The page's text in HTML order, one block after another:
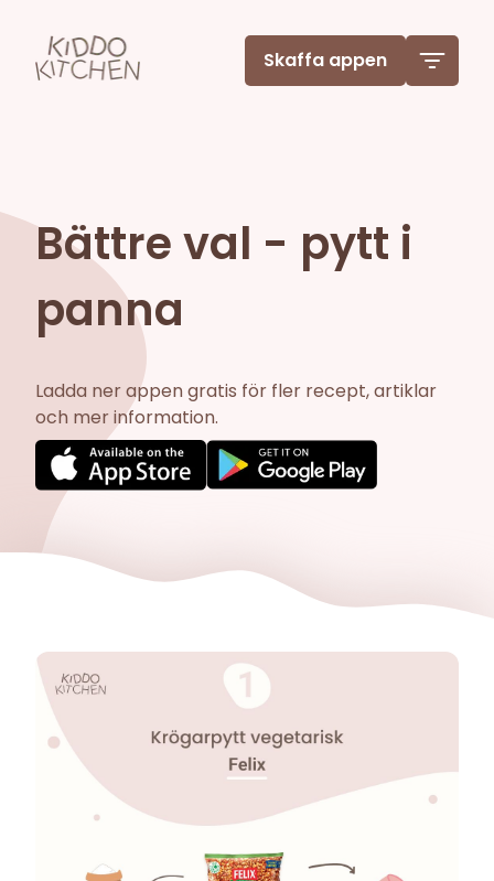
Skaffa appen
Bättre val - pytt i
panna
Ladda ner appen gratis för fler recept, artiklar
och mer information.